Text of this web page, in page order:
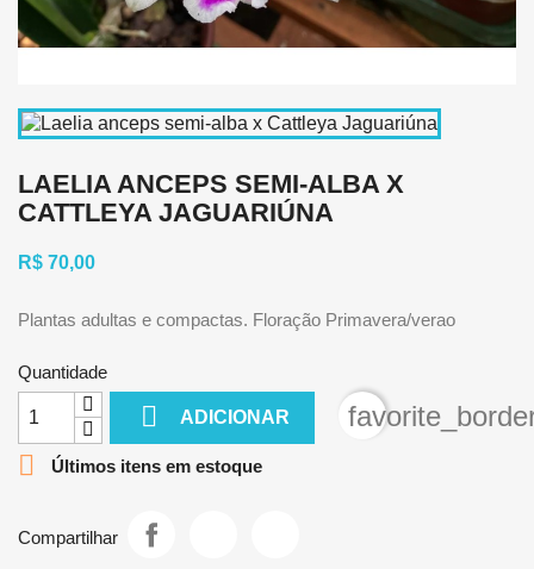
LAELIA ANCEPS SEMI-ALBA X
CATTLEYA JAGUARIÚNA
R$ 70,00
Plantas adultas e compactas. Floração Primavera/verao
Quantidade
 ADICIONAR

Últimos itens em estoque
Compartilhar